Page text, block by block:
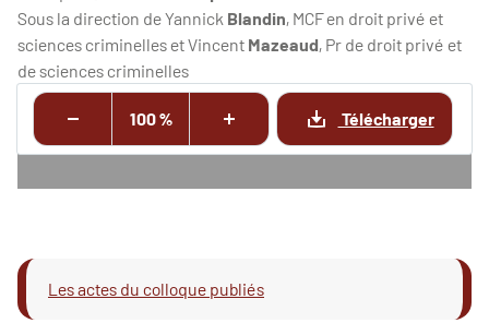
Sous la direction de Yannick Blandin, MCF en droit privé et
sciences criminelles et Vincent Mazeaud, Pr de droit privé et
de sciences criminelles
100 % Télécharger
Les actes du colloque publiés